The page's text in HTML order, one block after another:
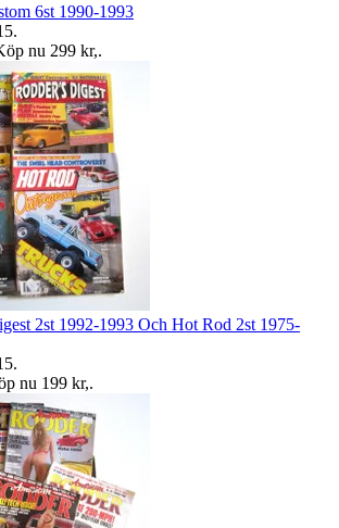
6st 1990-1993
.
nu 299 kr,.
2st 1992-1993 Och Hot Rod 2st 1975-
.
nu 199 kr,.